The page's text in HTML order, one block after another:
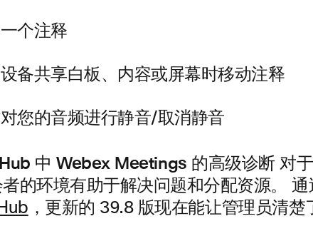
个注释
备共享白板、内容或屏幕时移动注释
您的音频进行静音/取消静音
中 Webex Meetings 的高级诊断对于
的环境有助于解决问题和分配资源。 通
，更新的 39.8 版现在能让管理员清楚